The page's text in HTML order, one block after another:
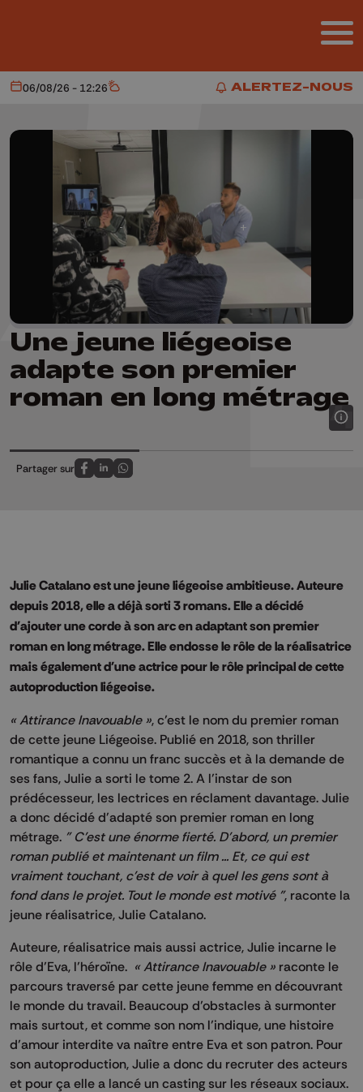
ALERTEZ-NOUS
ALERTEZ-NOUS
Aujourd'hui
06/08/26 - 12:26 Météo
Une jeune liégeoise
adapte son premier
roman en long métrage
Partager sur
Partagez sur FaceBook
Partagez sur LinkedIn
Partagez sur Whatsapp
Julie Catalano est une jeune liégeoise ambitieuse. Auteure
depuis 2018, elle a déjà sorti 3 romans. Elle a décidé
d'ajouter une corde à son arc en adaptant son premier
roman en long métrage. Elle endosse le rôle de la réalisatrice
mais également d'une actrice pour le rôle principal de cette
autoproduction liégeoise.
« Attirance Inavouable », c’est le nom du premier roman
de cette jeune Liégeoise. Publié en 2018, son thriller
romantique a connu un franc succès et à la demande de
ses fans, Julie a sorti le tome 2. A l’instar de son
prédécesseur, les lectrices en réclament davantage. Julie
a donc décidé d'adapté son premier roman en long
métrage. " C'est une énorme fierté. D'abord, un premier
roman publié et maintenant un film ... Et, ce qui est
vraiment touchant, c'est de voir à quel les gens sont à
fond dans le projet. Tout le monde est motivé ", raconte la
jeune réalisatrice, Julie Catalano.
Auteure, réalisatrice mais aussi actrice, Julie incarne le
rôle d’Eva, l’héroïne. « Attirance Inavouable » raconte le
parcours traversé par cette jeune femme en découvrant
le monde du travail. Beaucoup d’obstacles à surmonter
mais surtout, et comme son nom l’indique, une histoire
d’amour interdite va naître entre Eva et son patron. Pour
son autoproduction, Julie a donc du recruter des acteurs
et pour ça elle a lancé un casting sur les réseaux sociaux.